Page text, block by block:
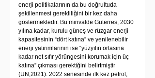
enerji politikalarının da bu doğrultuda
şekillenmesi gerekliliğini bir kez daha
göstermektedir. Bu minvalde Guterres, 2030
yılına kadar, kurulu güneş ve rüzgar enerji
kapasitesinin “dört katına” ve yenilenebilir
enerji yatırımlarının ise “yüzyılın ortasına
kadar net sıfır yörüngesini korumak için üç
katına” çıkması gerektiğini belirtmiştir
(UN,2021). 2022 senesinde ilk kez petrol,